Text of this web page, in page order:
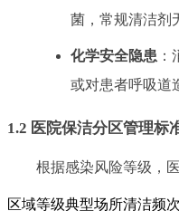
菌，常规清洁剂
化学安全隐患
或对患者呼吸道
1.2 医院保洁分区管理标
根据感染风险等级，
区域等级典型场所清洁频